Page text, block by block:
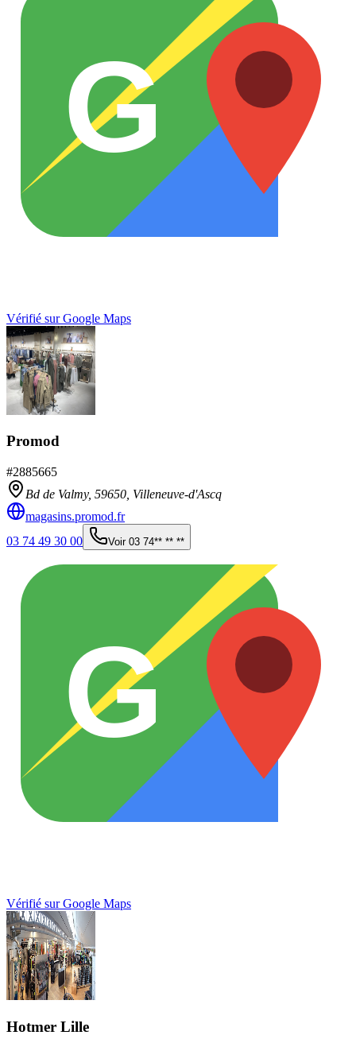
G
Vérifié sur Google Maps
Promod
#2885665
Bd de Valmy, 59650 Villeneuve-d'Ascq
magasins.promod.fr
03 74 49 30 00
Voir 03 74** ** **
G
Vérifié sur Google Maps
Hotmer Lille